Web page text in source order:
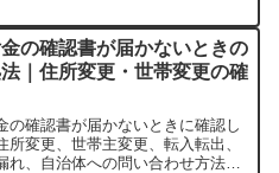
の確認書が届かないときの
｜住所変更・世帯変更の確
の確認書が届かないときに確認し
所変更、世帯主変更、転入転出、
れ、自治体への問い合わせ方法を